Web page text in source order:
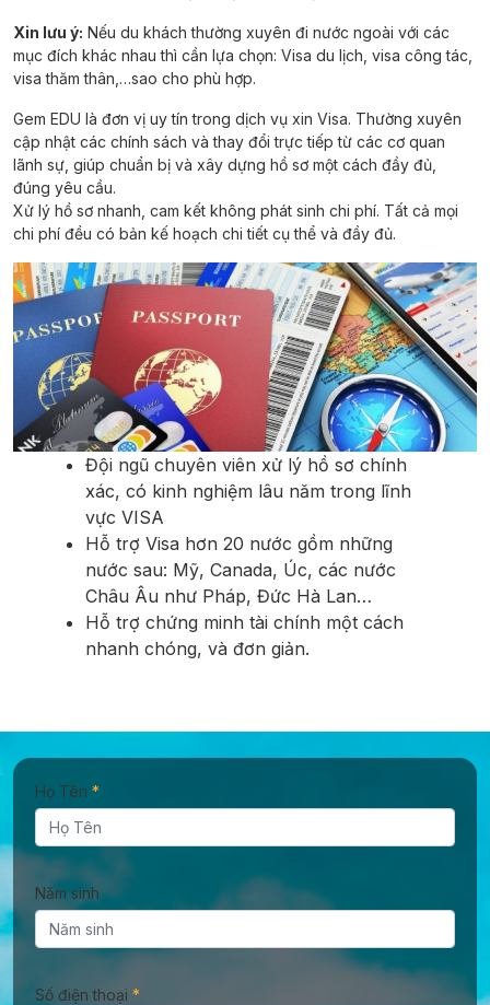
Xin lưu ý: Nếu du khách thường xuyên đi nước ngoài với các
mục đích khác nhau thì cần lựa chọn: Visa du lịch, visa công tác,
visa thăm thân,…sao cho phù hợp.
Gem EDU là đơn vị uy tín trong dịch vụ xin Visa. Thường xuyên
cập nhật các chính sách và thay đổi trực tiếp từ các cơ quan
lãnh sự, giúp chuẩn bị và xây dựng hồ sơ một cách đầy đủ,
đúng yêu cầu.
Xử lý hồ sơ nhanh, cam kết không phát sinh chi phí. Tất cả mọi
chi phí đều có bản kế hoạch chi tiết cụ thể và đầy đủ.
Đội ngũ chuyên viên xử lý hồ sơ chính
xác, có kinh nghiệm lâu năm trong lĩnh
vực VISA
Hỗ trợ Visa hơn 20 nước gồm những
nước sau: Mỹ, Canada, Úc, các nước
Châu Âu như Pháp, Đức Hà Lan…
Hỗ trợ chứng minh tài chính một cách
nhanh chóng, và đơn giản.
Họ Tên *
Năm sinh
Số điện thoại *